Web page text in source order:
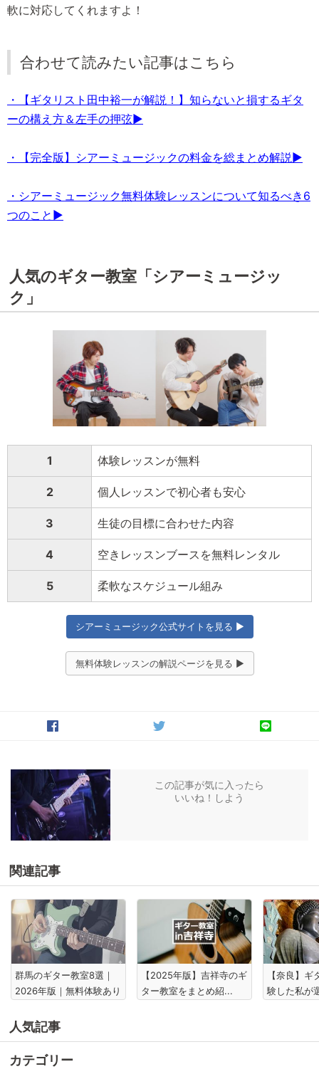
軟に対応してくれますよ！
合わせて読みたい記事はこちら
・【ギタリスト田中裕一が解説！】知らないと損するギタ
ーの構え方＆左手の押弦▶
・【完全版】シアーミュージックの料金を総まとめ解説▶
・シアーミュージック無料体験レッスンについて知るべき6
つのこと▶
人気のギター教室「シアーミュージッ
ク」
1 体験レッスンが無料
2 個人レッスンで初心者も安心
3 生徒の目標に合わせた内容
4 空きレッスンブースを無料レンタル
5 柔軟なスケジュール組み
シアーミュージック公式サイトを見る ▶
無料体験レッスンの解説ページを見る ▶
この記事が気に入ったら
いいね！しよう
関連記事
群馬のギター教室8選｜
2026年版｜無料体験あり
【2025年版】吉祥寺のギ
ター教室をまとめ紹...
【奈良】
験した私が
人気記事
カテゴリー